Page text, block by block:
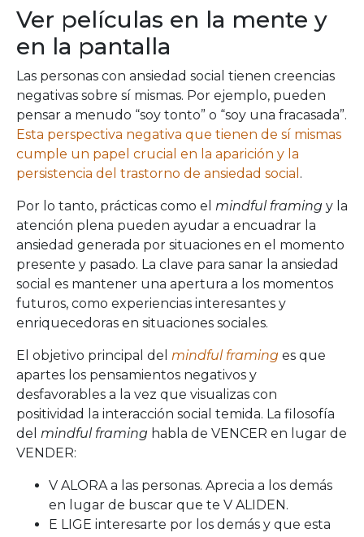
Ver películas en la mente y
en la pantalla
Las personas con ansiedad social tienen creencias
negativas sobre sí mismas. Por ejemplo, pueden
pensar a menudo “soy tonto” o “soy una fracasada”.
Esta perspectiva negativa que tienen de sí mismas
cumple un papel crucial en la aparición y la
persistencia del trastorno de ansiedad social .
Por lo tanto, prácticas como el mindful framing y la
atención plena pueden ayudar a encuadrar la
ansiedad generada por situaciones en el momento
presente y pasado. La clave para sanar la ansiedad
social es mantener una apertura a los momentos
futuros, como experiencias interesantes y
enriquecedoras en situaciones sociales.
El objetivo principal del mindful framing es que
apartes los pensamientos negativos y
desfavorables a la vez que visualizas con
positividad la interacción social temida. La filosofía
del mindful framing habla de VENCER en lugar de
VENDER:
V ALORA a las personas. Aprecia a los demás
en lugar de buscar que te V ALIDEN.
E LIGE interesarte por los demás y que esta